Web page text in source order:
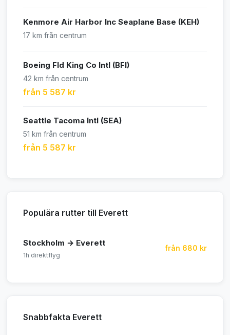
Kenmore Air Harbor Inc Seaplane Base (KEH)
17 km från centrum
Boeing Fld King Co Intl (BFI)
42 km från centrum
från 5 587 kr
Seattle Tacoma Intl (SEA)
51 km från centrum
från 5 587 kr
Populära rutter till Everett
Stockholm → Everett
1h direktflyg
från 680 kr
Snabbfakta Everett